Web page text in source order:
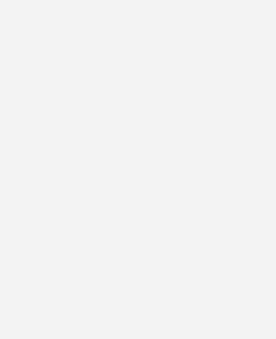
und
das ohne Festlegung von Zu-
Luftaustausch ermöglicht:
Control) in allen Räumen einer